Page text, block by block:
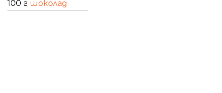
100 г шоколад